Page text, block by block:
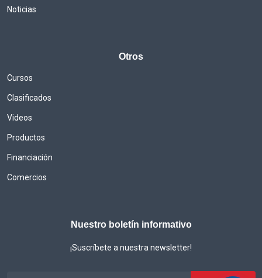
Noticias
Otros
Cursos
Clasificados
Videos
Productos
Financiación
Comercios
Nuestro boletín informativo
¡Suscríbete a nuestra newsletter!